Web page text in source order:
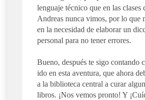
lenguaje técnico que en las clases
Andreas nunca vimos, por lo que
en la necesidad de elaborar un
personal para no tener errores.
Bueno, después te sigo contando
ido en esta aventura, que ahora
a la biblioteca central a curar
libros. ¡Nos vemos pronto! Y